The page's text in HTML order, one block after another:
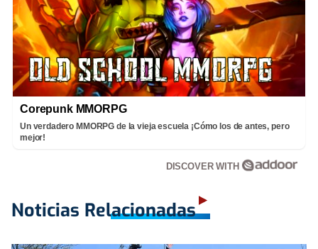
Corepunk MMORPG
Un verdadero MMORPG de la vieja escuela ¡Cómo los de antes, pero
mejor!
DISCOVER WITH
Noticias Relacionadas